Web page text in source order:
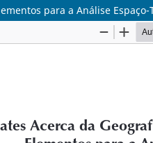
para a Análise Espaço-